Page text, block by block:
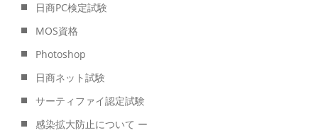
日商PC検定試験
MOS資格
Photoshop
日商ネット試験
サーティファイ認定試験
感染拡大防止について ー